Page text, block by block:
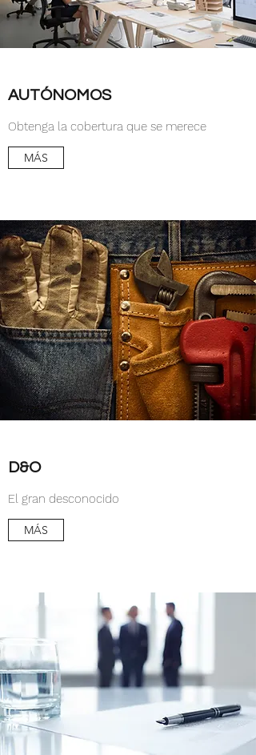
AUTÓNOMOS
Obtenga la cobertura que se merece
MÁS
D&O
El gran desconocido
MÁS